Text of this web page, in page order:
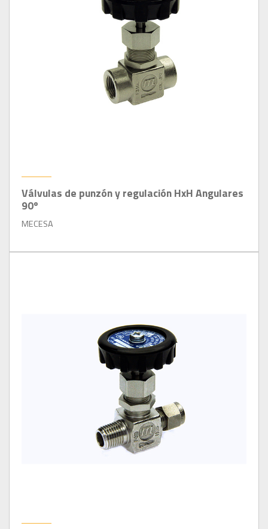
Válvulas de punzón y regulación HxH Angulares
90º
MECESA